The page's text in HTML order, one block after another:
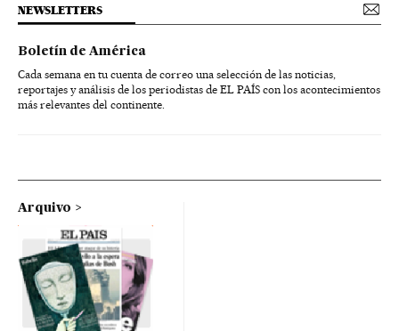
NEWSLETTERS
Boletín de América
Cada semana en tu cuenta de correo una selección de las noticias,
reportajes y análisis de los periodistas de EL PAÍS con los acontecimientos
más relevantes del continente.
Arquivo